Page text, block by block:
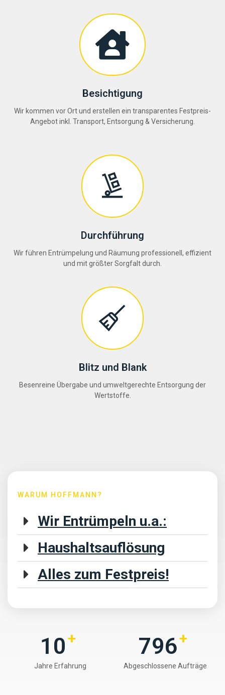
Besichtigung
Wir kommen vor Ort und erstellen ein transparentes Festpreis-
Angebot inkl. Transport, Entsorgung & Versicherung.
Durchführung
Wir führen Entrümpelung und Räumung professionell, effizient
und mit größter Sorgfalt durch.
Blitz und Blank
Besenreine Übergabe und umweltgerechte Entsorgung der
Wertstoffe.
WARUM HOFFMANN?
Wir Entrümpeln u.a.:
Haushaltsauflösung
Alles zum Festpreis!
10+
Jahre Erfahrung
865+
Abgeschlossene Aufträge